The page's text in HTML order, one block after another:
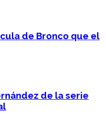
de Bronco que el
de la serie